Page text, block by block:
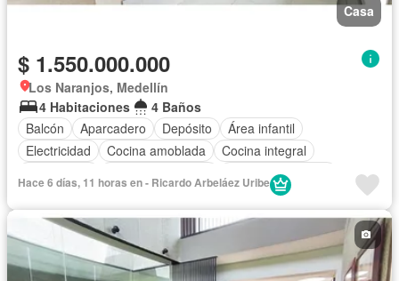
Casa
$ 1.550.000.000
Los Naranjos, Medellín
4 Habitaciones
4 Baños
Balcón
Aparcadero Depósito
Área infantil
Electricidad
Cocina amoblada
Cocina integral
Cuarto de servicio
Hace 6 días, 11 horas en - Ricardo Arbeláez Uribe